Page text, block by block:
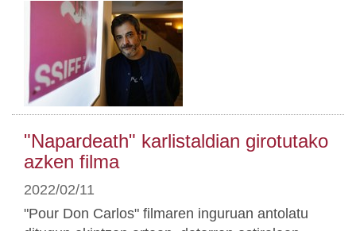
"Napardeath" karlistaldian girotutako
azken filma
2022/02/11
"Pour Don Carlos" filmaren inguruan antolatu